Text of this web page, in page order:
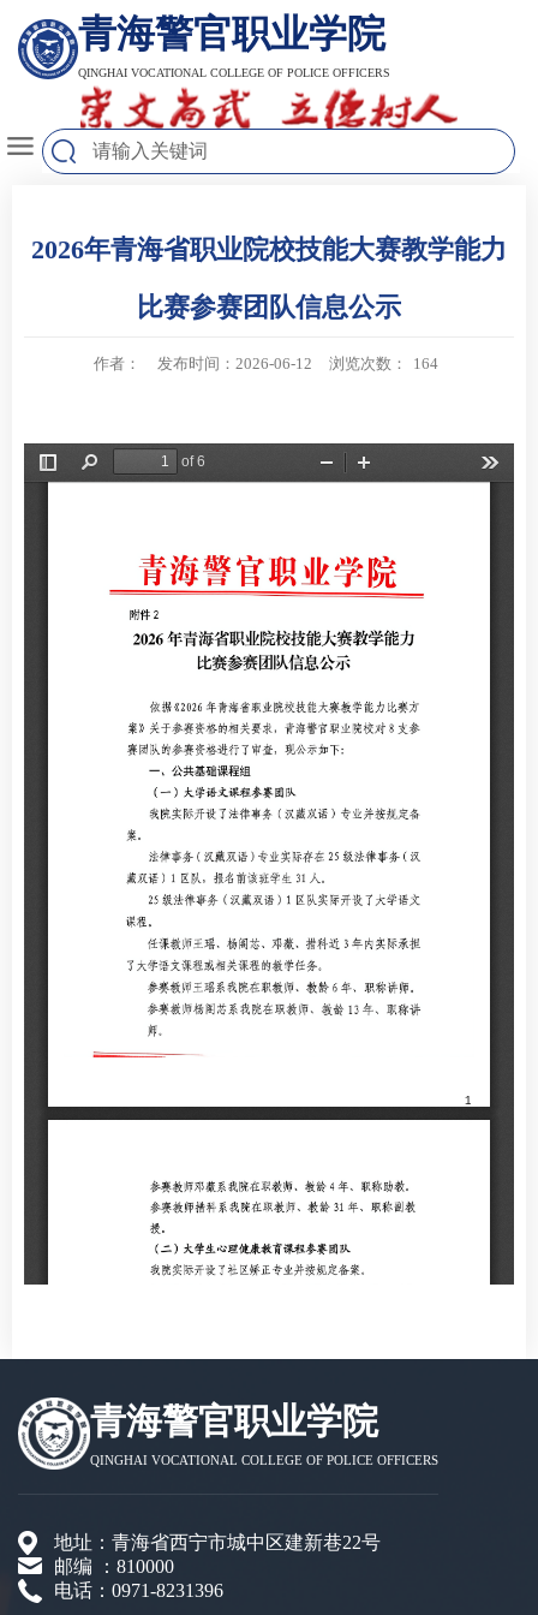
青海警官职业学院
QINGHAI VOCATIONAL COLLEGE OF POLICE OFFICERS
2026年青海省职业院校技能大赛教学能力
比赛参赛团队信息公示
作者： 发布时间：2026-06-12 浏览次数： 164
青海警官职业学院
QINGHAI VOCATIONAL COLLEGE OF POLICE OFFICERS
地址：青海省西宁市城中区建新巷22号
邮编 ：810000
电话：0971-8231396